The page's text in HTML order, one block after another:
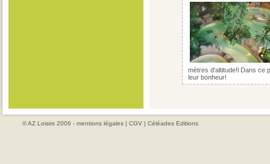
mètres d'altitude!l Dans ce
leur bonheur!
© AZ Loisirs 2006 - mentions légales | CGV | Céléades Editions